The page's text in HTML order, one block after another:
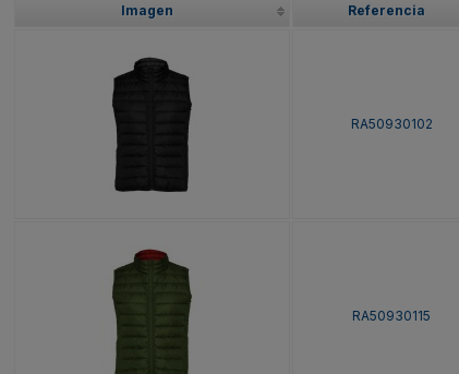
Imagen Referencia
RA50930102
RA50930115